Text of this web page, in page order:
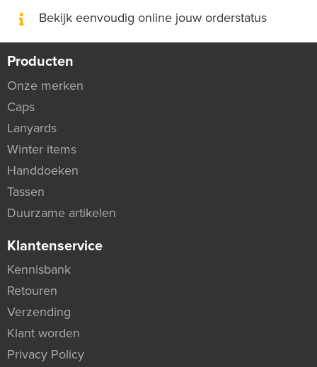
Bekijk eenvoudig online jouw orderstatus
Producten
Onze merken
Caps
Lanyards
Winter items
Handdoeken
Tassen
Duurzame artikelen
Klantenservice
Kennisbank
Retouren
Verzending
Klant worden
Privacy Policy